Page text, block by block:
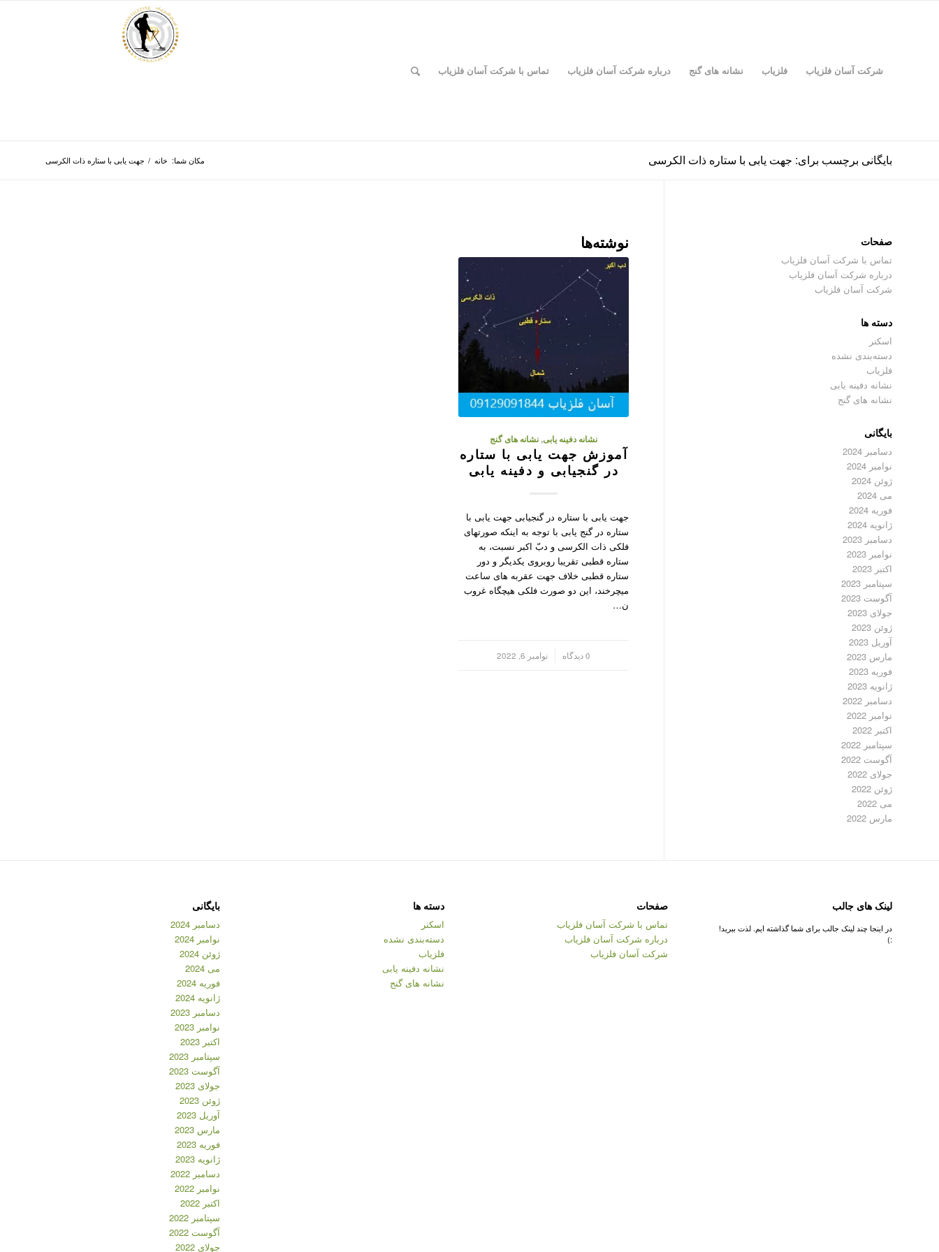
شرکت آسان فلزیاب فلزیاب نشانه های گنج درباره شرکت آسان فلزیاب تماس با شرکت آسان فلزیاب
بایگانی برچسب برای: جهت یابی با ستاره ذات الکرسی مکان شما: خانه / جهت یابی با ستاره ذات الکرسی
نوشته‌ها
نشانه دفینه یابی,نشانه های گنج
آموزش جهت یابی با ستاره
در گنجیابی و دفینه یابی
جهت یابی با ستاره در گنجیابی جهت یابی با
ستاره در گنج یابی با توجه به اینکه صورتهای
فلکی ذات‌ الکرسی و دبّ اکبر نسبت، به
ستاره‌ قطبی تقریبا روبروی یکدیگر و دور
ستاره‌ قطبی خلاف جهت عقربه‌ های ساعت
میچرخند، این دو صورت فلکی هیچگاه غروب
ن…
0 دیدگاه نوامبر 6, 2022
صفحات
تماس با شرکت آسان فلزیاب
درباره شرکت آسان فلزیاب
شرکت آسان فلزیاب
دسته ها
اسکنر
دسته‌بندی نشده
فلزیاب
نشانه دفینه یابی
نشانه های گنج
بایگانی
دسامبر 2024
نوامبر 2024
ژوئن 2024
می 2024
فوریه 2024
ژانویه 2024
دسامبر 2023
نوامبر 2023
اکتبر 2023
سپتامبر 2023
آگوست 2023
جولای 2023
ژوئن 2023
آوریل 2023
مارس 2023
فوریه 2023
ژانویه 2023
دسامبر 2022
نوامبر 2022
اکتبر 2022
سپتامبر 2022
آگوست 2022
جولای 2022
ژوئن 2022
می 2022
مارس 2022
لینک های جالب
در اینجا چند لینک جالب برای شما گذاشته ایم. لذت ببرید!
:)
صفحات
تماس با شرکت آسان فلزیاب
درباره شرکت آسان فلزیاب
شرکت آسان فلزیاب
دسته ها
اسکنر
دسته‌بندی نشده
فلزیاب
نشانه دفینه یابی
نشانه های گنج
بایگانی
دسامبر 2024
نوامبر 2024
ژوئن 2024
می 2024
فوریه 2024
ژانویه 2024
دسامبر 2023
نوامبر 2023
اکتبر 2023
سپتامبر 2023
آگوست 2023
جولای 2023
ژوئن 2023
آوریل 2023
مارس 2023
فوریه 2023
ژانویه 2023
دسامبر 2022
نوامبر 2022
اکتبر 2022
سپتامبر 2022
آگوست 2022
جولای 2022